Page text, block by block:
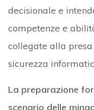
decisionale e
competenze e
collegate alla
sicurezza
La preparazione
scenario delle